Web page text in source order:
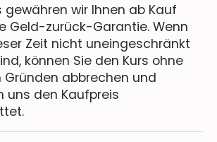
gewähren wir Ihnen ab Kauf
Geld-zurück-Garantie. Wenn
Zeit nicht uneingeschränkt
können Sie den Kurs ohne
Gründen abbrechen und
uns den Kaufpreis